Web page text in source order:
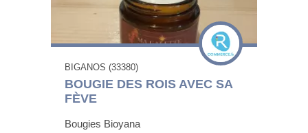
BIGANOS (33380)
BOUGIE DES ROIS AVEC SA
FÈVE
Bougies Bioyana